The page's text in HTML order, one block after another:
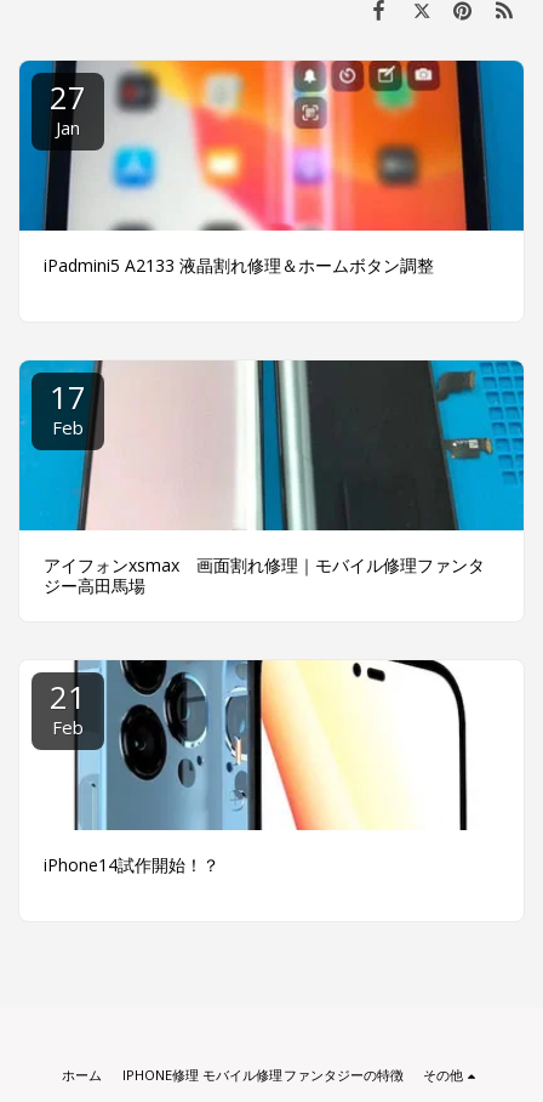
27
Jan
iPadmini5 A2133 液晶割れ修理＆ホームボタン調整
17
Feb
アイフォンxsmax 画面割れ修理｜モバイル修理ファンタ
ジー高田馬場
21
Feb
iPhone14試作開始！？
ホーム IPHONE修理 モバイル修理ファンタジーの特徴 その他